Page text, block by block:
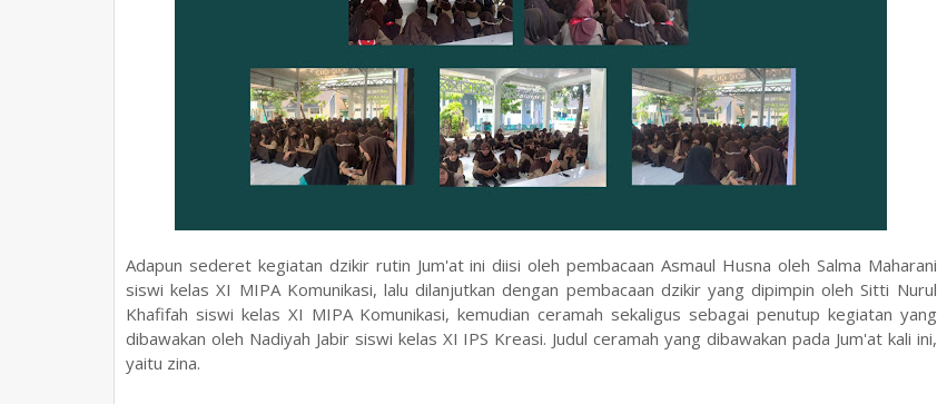
Adapun sederet kegiatan dzikir rutin Jum'at ini diisi oleh pembacaan Asmaul Husna oleh Salma Maharani
siswi kelas XI MIPA Komunikasi, lalu dilanjutkan dengan pembacaan dzikir yang dipimpin oleh Sitti Nurul
Khafifah siswi kelas XI MIPA Komunikasi, kemudian ceramah sekaligus sebagai penutup kegiatan yang
dibawakan oleh Nadiyah Jabir siswi kelas XI IPS Kreasi. Judul ceramah yang dibawakan pada Jum'at kali ini,
yaitu zina.